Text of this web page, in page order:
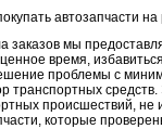
автозапчасти на
заказов мы
время,
проблемы с
транспортных
происшествий, не
которые